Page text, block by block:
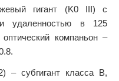
гигант (K0 III) с
удаленностью в 125
компаньон –
– субгигант класса B,